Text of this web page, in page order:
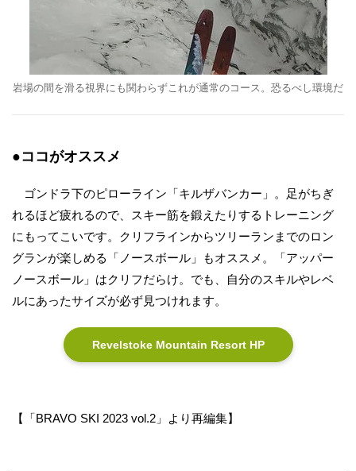
岩場の間を滑る視界にも関わらずこれが通常のコース。恐るべし環境だ
●ココがオススメ
ゴンドラ下のピローライン「キルザバンカー」。足がちぎ
れるほど疲れるので、スキー筋を鍛えたりするトレーニング
にもってこいです。クリフラインからツリーランまでのロン
グランが楽しめる「ノースボール」もオススメ。「アッパー
ノースボール」はクリフだらけ。でも、自分のスキルやレベ
ルにあったサイズが必ず見つけれます。
Revelstoke Mountain Resort HP
【「BRAVO SKI 2023 vol.2」より再編集】